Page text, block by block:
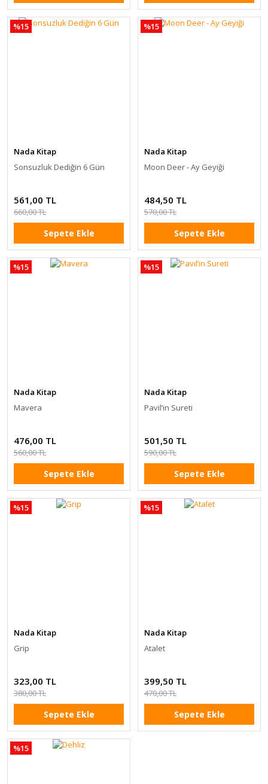
%15
Nada Kitap
Sonsuzluk Dediğin 6 Gün
561,00 TL
660,00 TL
Sepete Ekle
%15
Nada Kitap
Moon Deer - Ay Geyiği
484,50 TL
570,00 TL
Sepete Ekle
%15
Nada Kitap
Mavera
476,00 TL
560,00 TL
Sepete Ekle
%15
Nada Kitap
Pavil’in Sureti
501,50 TL
590,00 TL
Sepete Ekle
%15
Nada Kitap
Grip
323,00 TL
380,00 TL
Sepete Ekle
%15
Nada Kitap
Atalet
399,50 TL
470,00 TL
Sepete Ekle
%15